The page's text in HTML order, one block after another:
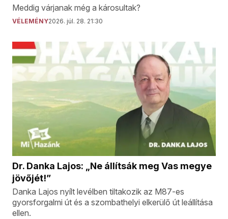
Meddig várjanak még a károsultak?
VÉLEMÉNY2026. júl. 28. 21:30
Dr. Danka Lajos: „Ne állítsák meg Vas megye
jövőjét!”
Danka Lajos nyílt levélben tiltakozik az M87-es
gyorsforgalmi út és a szombathelyi elkerülő út leállítása
ellen.